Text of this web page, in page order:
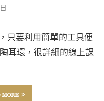
只要利用簡單的工具便
耳環，很詳細的線上課